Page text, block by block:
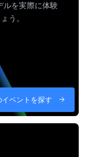
を実際に体験
う。
イベントを探す arrow_forward